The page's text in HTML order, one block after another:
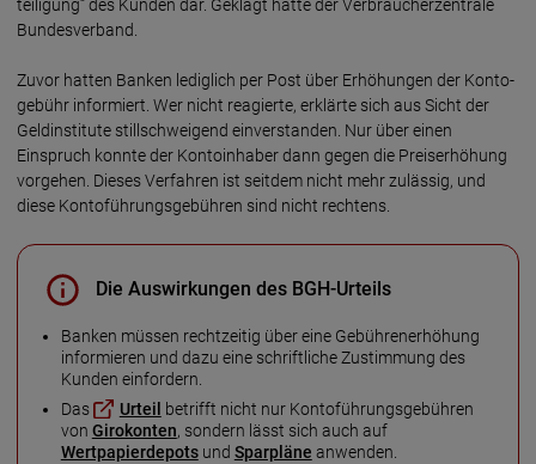
teiligung“ des Kunden dar. Geklagt hatte der Verbraucher­zentrale
Bundes­verband.
Zuvor hatten Banken lediglich per Post über Erhöhungen der Konto­
gebühr infor­miert. Wer nicht rea­gierte, erklärte sich aus Sicht der
Geld­insti­tute still­schweigend einver­standen. Nur über einen
Einspruch konnte der Konto­inhaber dann gegen die Preis­erhöhung
vor­gehen. Dieses Verfahren ist seitdem nicht mehr zulässig, und
diese Konto­führungs­gebühren sind nicht rechtens.
Die Auswirkungen des BGH-Urteils
Banken müssen recht­zeitig über eine Gebühren­erhöhung
infor­mieren und dazu eine schrift­liche Zustim­mung des
Kunden einfor­dern.
Das
Urteil
betrifft nicht nur Konto­führungs­gebühren
von Giro­konten, sondern lässt sich auch auf
Wertpapierdepotsund Sparpläne anwenden.